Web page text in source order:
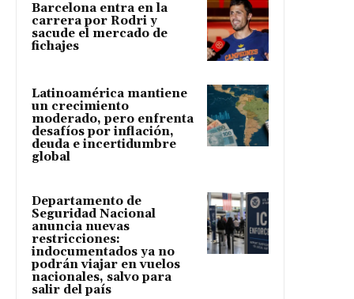
Barcelona entra en la
carrera por Rodri y
sacude el mercado de
fichajes
Latinoamérica mantiene
un crecimiento
moderado, pero enfrenta
desafíos por inflación,
deuda e incertidumbre
global
Departamento de
Seguridad Nacional
anuncia nuevas
restricciones:
indocumentados ya no
podrán viajar en vuelos
nacionales, salvo para
salir del país